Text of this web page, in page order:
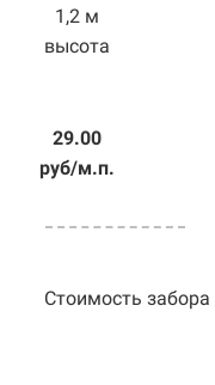
1,2 м
высота
29.00
руб/м.п.
Стоимость